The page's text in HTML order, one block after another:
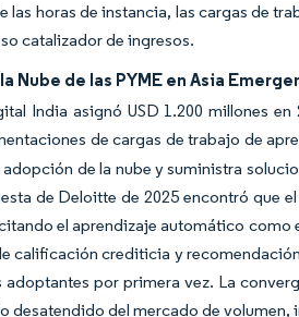
las horas de instancia, las cargas de
catalizador de ingresos.
Nube de las PYME en Asia
India asignó USD 1.200 millones
de cargas de trabajo de
de la nube y suministra
de Deloitte de 2025 encontró que
el aprendizaje automático
calificación crediticia y
por primera vez. La
desatendido del mercado de